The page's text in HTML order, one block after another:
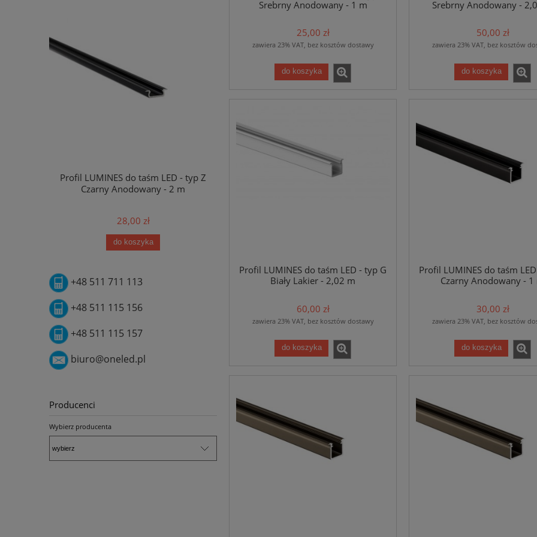
Profil LUMINES do taśm LED - typ Z
Czarny Anodowany - 2 m
28,00 zł
do koszyka
Profil Tech Light do taśm LED - P14-1
Profil Tech Light do taśm LED - P14-
+48 511 711 113
+48 511 115 156
+48 511 115 157
biuro@oneled.pl
Producenci
Wybierz producenta
Srebrny Anodowany - 1 m
25,00 zł
zawiera 23% VAT, bez kosztów dostawy
do koszyka
Srebrny Anodowany -
50,00 zł
zawiera 23% VAT, bez kosztów
do koszyka
Profil LUMINES do taśm LED - typ G
Biały Lakier - 2,02 m
60,00 zł
zawiera 23% VAT, bez kosztów dostawy
do koszyka
Profil LUMINES do taśm
Czarny Anodowany - 1
30,00 zł
zawiera 23% VAT, bez kosztów
do koszyka